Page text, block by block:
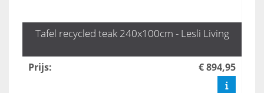
Tafel recycled teak 240x100cm - Lesli Living
Prijs: € 894,95